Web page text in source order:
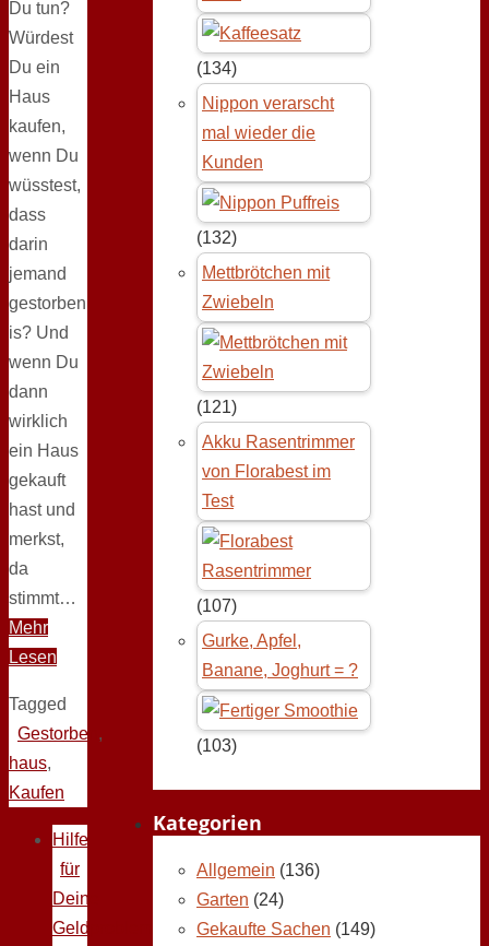
Du tun?
Würdest
Du ein
Haus
kaufen,
wenn Du
wüsstest,
dass
darin
jemand
gestorben
is? Und
wenn Du
dann
wirklich
ein Haus
gekauft
hast und
merkst,
da
stimmt…
Mehr
Lesen
Tagged
Gestorben ,
haus,
Kaufen
Hilfe
für
Deine
Geldprobleme
(134)
Nippon verarscht
mal wieder die
Kunden
(132)
Mettbrötchen mit
Zwiebeln
(121)
Akku Rasentrimmer
von Florabest im
Test
(107)
Gurke, Apfel,
Banane, Joghurt = ?
(103)
Kategorien
Allgemein (136)
Garten (24)
Gekaufte Sachen (149)